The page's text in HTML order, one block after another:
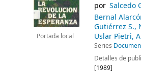
Portada local
por Salcedo
Bernal
Gutiérrez S.,
Uslar Pietri,
Series
Detalles de
[1989]